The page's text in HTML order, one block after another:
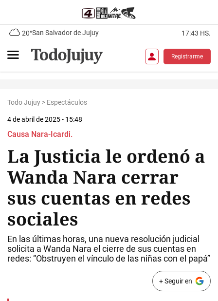
20°San Salvador de Jujuy 17:43 HS.
Registrarme
Todo Jujuy > Espectáculos
4 de abril de 2025 - 15:48
Causa Nara-Icardi.
La Justicia le ordenó a
Wanda Nara cerrar
sus cuentas en redes
sociales
En las últimas horas, una nueva resolución judicial
solicita a Wanda Nara el cierre de sus cuentas en
redes: “Obstruyen el vínculo de las niñas con el papá”
+ Seguir en